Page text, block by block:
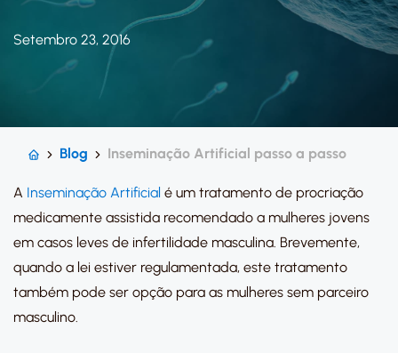
Setembro 23, 2016
Blog Inseminação Artificial passo a passo
A Inseminação Artificial é um tratamento de procriação
medicamente assistida recomendado a mulheres jovens
em casos leves de infertilidade masculina. Brevemente,
quando a lei estiver regulamentada, este tratamento
também pode ser opção para as mulheres sem parceiro
masculino.